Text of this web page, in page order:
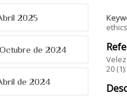
2025
de 2024
de 2024
20